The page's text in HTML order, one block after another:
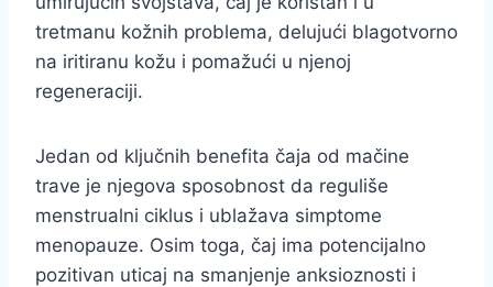
tretmanu kožnih problema, delujući blagotvorno
na iritiranu kožu i pomažući u njenoj
regeneraciji.
Jedan od ključnih benefita čaja od mačine
trave je njegova sposobnost da reguliše
menstrualni ciklus i ublažava simptome
menopauze. Osim toga, čaj ima potencijalno
pozitivan uticaj na smanjenje anksioznosti i